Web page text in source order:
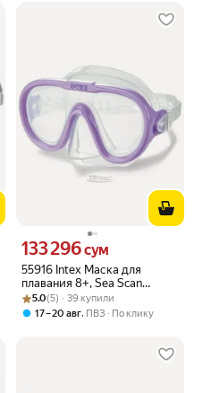
55916 Intex Маска для
плавания 8+, Sea Scan
фиолетовый
Цена 133296 сум вместо
133 296сум
Рейтинг товара: 5.0 из 5
Оценок: (5) · 39 купили
5.0(5) · 39 купили
17 – 20 авг, ПВЗ По клику